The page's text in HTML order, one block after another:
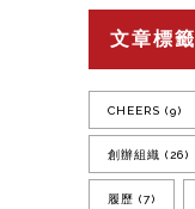
文章標籤
CHEERS (9)
創辦組織 (26)
履歷 (7)